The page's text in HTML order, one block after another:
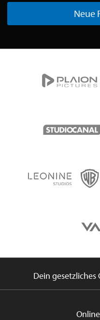
Neue
Dein gesetzliches